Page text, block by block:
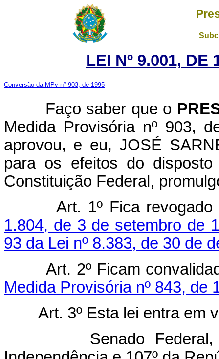
LEI Nº 9.001, DE
Conversão da MPv nº 903, de 1995
Faço saber que o
Medida Provisória nº 903,
aprovou, e eu, JOSÉ
para os efeitos do
Constituição Federal,
Art. 1º Fica
1.804, de 3 de setembro de
93 da Lei nº 8.383, de 30 de
Art. 2º Ficam
Medida Provisória nº 843, de
Art. 3º Esta lei entra em
Senado Federal, 16